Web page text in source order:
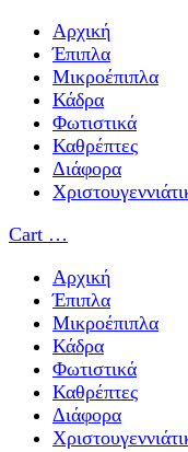
Αρχική
Έπιπλα
Μικροέπιπλα
Κάδρα
Φωτιστικά
Καθρέπτες
Διάφορα
Cart …
Αρχική
Έπιπλα
Μικροέπιπλα
Κάδρα
Φωτιστικά
Καθρέπτες
Διάφορα